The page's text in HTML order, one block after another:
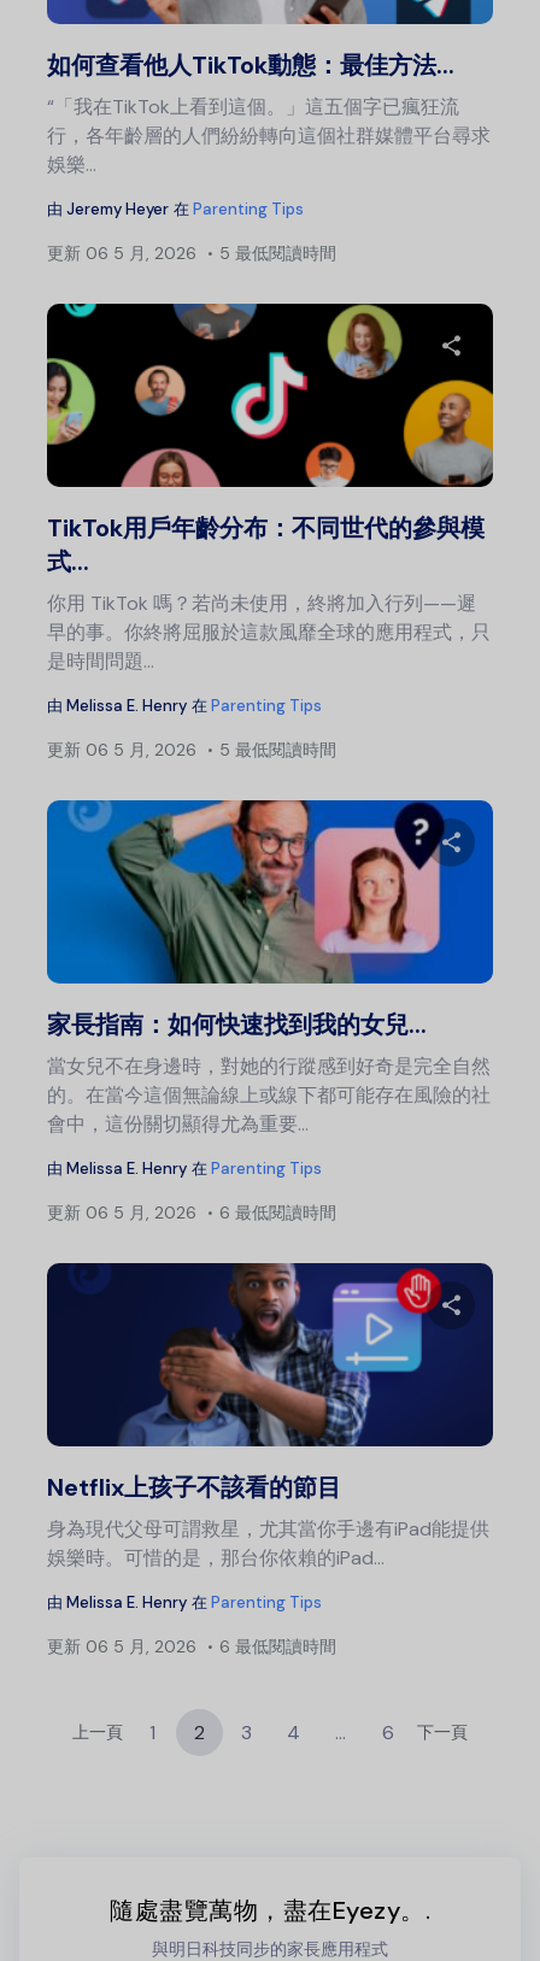
如何查看他人TikTok動態：最佳方法...
“「我在TikTok上看到這個。」這五個字已瘋狂流
行，各年齡層的人們紛紛轉向這個社群媒體平台尋求
娛樂...
由 Jeremy Heyer 在Parenting Tips
更新 06 5 月, 2026 5 最低閱讀時間
TikTok用戶年齡分布：不同世代的參與模
式...
你用 TikTok 嗎？若尚未使用，終將加入行列——遲
早的事。你終將屈服於這款風靡全球的應用程式，只
是時間問題...
由 Melissa E. Henry 在Parenting Tips
更新 06 5 月, 2026 5 最低閱讀時間
家長指南：如何快速找到我的女兒...
當女兒不在身邊時，對她的行蹤感到好奇是完全自然
的。在當今這個無論線上或線下都可能存在風險的社
會中，這份關切顯得尤為重要...
由 Melissa E. Henry 在Parenting Tips
更新 06 5 月, 2026 6 最低閱讀時間
Netflix上孩子不該看的節目
身為現代父母可謂救星，尤其當你手邊有iPad能提供
娛樂時。可惜的是，那台你依賴的iPad...
由 Melissa E. Henry 在Parenting Tips
更新 06 5 月, 2026 6 最低閱讀時間
文
上一頁 1 2 3 4 ... 6 下一頁
隨處盡覽萬物，盡在Eyezy。.
與明日科技同步的家長應用程式